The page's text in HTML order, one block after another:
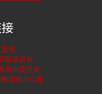
经
题委员会
自由委员会
自由办公室